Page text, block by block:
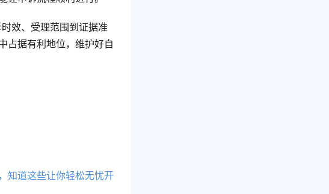
效、受理范围到证据准
占据有利地位，维护好自
知道这些让你轻松无忧开